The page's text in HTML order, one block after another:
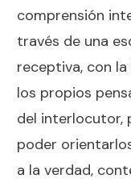
comprensión
través de una
receptiva, con
los propios
del interlocutor,
poder
a la verdad,